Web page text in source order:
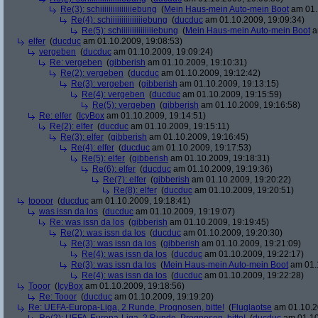
Re(3): schiiiiiiiiiiiiiiiebung (Mein Haus-mein Auto-mein Boot am
Re(4): schiiiiiiiiiiiiiiiebung (ducduc am 01.10.2009, 19:09:34)
Re(5): schiiiiiiiiiiiiiiiebung (Mein Haus-mein Auto-mein Boot
elfer (ducduc am 01.10.2009, 19:08:53)
vergeben (ducduc am 01.10.2009, 19:09:24)
Re: vergeben (gibberish am 01.10.2009, 19:10:31)
Re(2): vergeben (ducduc am 01.10.2009, 19:12:42)
Re(3): vergeben (gibberish am 01.10.2009, 19:13:15)
Re(4): vergeben (ducduc am 01.10.2009, 19:15:59)
Re(5): vergeben (gibberish am 01.10.2009, 19:16:58)
Re: elfer ( IcyBox am 01.10.2009, 19:14:51)
Re(2): elfer (ducduc am 01.10.2009, 19:15:11)
Re(3): elfer (gibberish am 01.10.2009, 19:16:45)
Re(4): elfer (ducduc am 01.10.2009, 19:17:53)
Re(5): elfer (gibberish am 01.10.2009, 19:18:31)
Re(6): elfer (ducduc am 01.10.2009, 19:19:36)
Re(7): elfer (gibberish am 01.10.2009, 19:20:22)
Re(8): elfer (ducduc am 01.10.2009, 19:20:51)
toooor (ducduc am 01.10.2009, 19:18:41)
was issn da los (ducduc am 01.10.2009, 19:19:07)
Re: was issn da los (gibberish am 01.10.2009, 19:19:45)
Re(2): was issn da los (ducduc am 01.10.2009, 19:20:30)
Re(3): was issn da los (gibberish am 01.10.2009, 19:21:09)
Re(4): was issn da los (ducduc am 01.10.2009, 19:22:17)
Re(3): was issn da los (Mein Haus-mein Auto-mein Boot am
Re(4): was issn da los (ducduc am 01.10.2009, 19:22:28)
Tooor ( IcyBox am 01.10.2009, 19:18:56)
Re: Tooor (ducduc am 01.10.2009, 19:19:20)
Re: UEFA-Europa-Liga, 2 Runde, Prognosen, bitte! (Fluglaotse am